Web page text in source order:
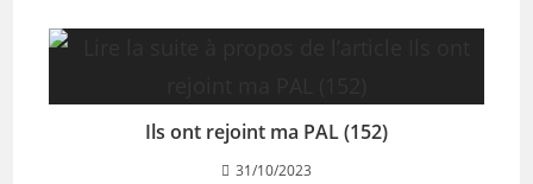
Ils ont rejoint ma PAL (152)
31/10/2023